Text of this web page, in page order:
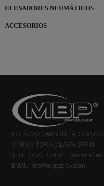
ELEVADORES NEUMÁTICOS
ACCESORIOS
POLÍGONO ANSOLETA, C/
01006 VITORIA (ÁLAVA). SPAIN
TELÉFONO: +34 94... Ver teléfono
EMAIL: info@mbpspray.com